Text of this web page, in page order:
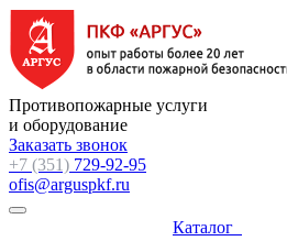
Противопожарные услуги
и оборудование
Заказать звонок
+7 (351) 729-92-95
ofis@arguspkf.ru
Каталог